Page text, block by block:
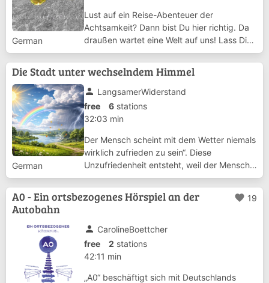
German
Lust auf ein Reise-Abenteuer der
Achtsamkeit? Dann bist Du hier richtig. Da
draußen wartet eine Welt auf uns! Lass Dich
überraschen und erkunde die Welt mit Hilfe
des Windes. Mit meinem Audio-Guide gebe
ich Anregungen zum Reisen mit dem Wind.
Nur ...
Die Stadt unter wechselndem Himmel
German
person LangsamerWiderstand
free
6 stations
32:03 min
Der Mensch scheint mit dem Wetter niemals
wirklich zufrieden zu sein“. Diese
Unzufriedenheit entsteht, weil der Mensch
das Wetter stets aus seiner aktuellen
Situation heraus bewertet. Das Wetter soll
sich seinen Plänen anpassen. Da das Wetter
A0 - Ein ortsbezogenes Hörspiel an der
Autobahn
favorite 19
person CarolineBoettcher
free
2 stations
42:11 min
„A0“ beschäftigt sich mit Deutschlands